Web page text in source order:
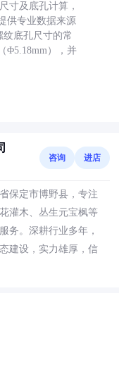
寸及底孔计算，
供专业数据来源
纹底孔尺寸的常
Φ5.18mm），并
咨询 进店
保定市博野县，专注
灌木、丛生元宝枫等
务。深耕行业多年，
建设，实力雄厚，信